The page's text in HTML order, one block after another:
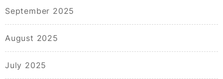
September 2025
August 2025
July 2025